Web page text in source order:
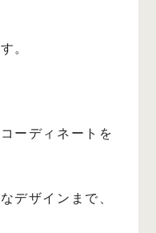
。
ーディネートを
デザインまで、